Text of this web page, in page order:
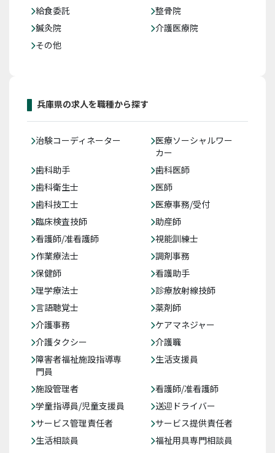
給食委託
整骨院
鍼灸院
介護医療院
その他
兵庫県の求人を職種から探す
治験コーディネーター
医療ソーシャルワー
カー
歯科助手
歯科医師
歯科衛生士
医師
歯科技工士
医療事務/受付
臨床検査技師
助産師
看護師/准看護師
視能訓練士
作業療法士
調剤事務
保健師
看護助手
理学療法士
診療放射線技師
言語聴覚士
薬剤師
介護事務
ケアマネジャー
介護タクシー
介護職
障害者福祉施設指導専
門員
生活支援員
施設管理者
看護師/准看護師
学童指導員/児童支援員
送迎ドライバー
サービス管理責任者
サービス提供責任者
生活相談員
福祉用具専門相談員